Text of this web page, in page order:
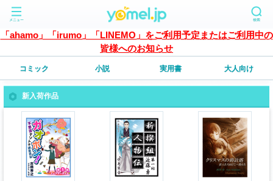
「ahamo」「irumo」「LINEMO」をご利用予定またはご利用中の
皆様へのお知らせ
コミック 小説 実用書 大人向け
新入荷作品